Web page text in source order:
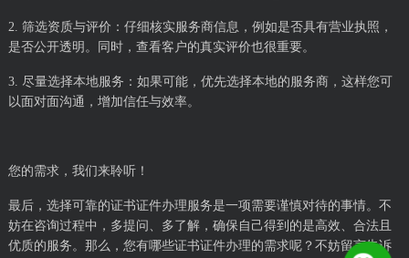
2. 筛选资质与评价：仔细核实服务商信息，例如是否具有营业执照，
是否公开透明。同时，查看客户的真实评价也很重要。
3. 尽量选择本地服务：如果可能，优先选择本地的服务商，这样您可
以面对面沟通，增加信任与效率。
您的需求，我们来聆听！
最后，选择可靠的证书证件办理服务是一项需要谨慎对待的事情。不
妨在咨询过程中，多提问、多了解，确保自己得到的是高效、合法且
优质的服务。那么，您有哪些证书证件办理的需求呢？不妨留言告诉